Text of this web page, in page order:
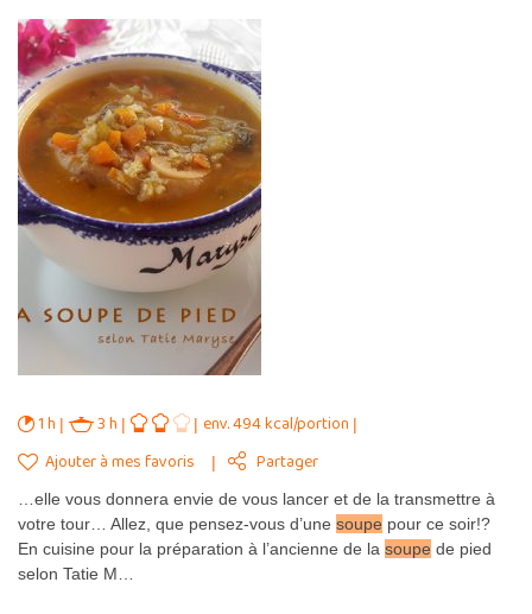
1 h 3 h
env. 494 kcal/portion
Ajouter à mes favoris
Partager
…elle vous donnera envie de vous lancer et de la transmettre à
votre tour… Allez, que pensez-vous d’une soupe pour ce soir!?
En cuisine pour la préparation à l’ancienne de la soupe de pied
selon Tatie M…